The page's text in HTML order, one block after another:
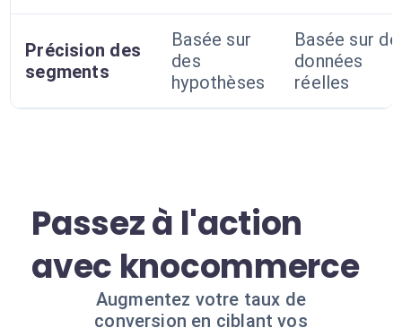
Précision des
segments
Basée sur
des
hypothèses
Basée sur
données
réelles
Passez à l'action
avec knocommerce
Augmentez votre taux de
conversion en ciblant vos